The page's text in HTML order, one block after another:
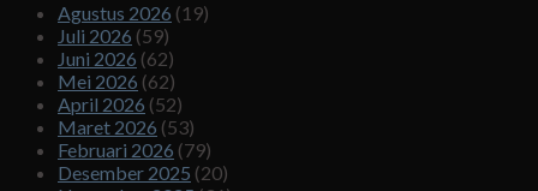
Agustus 2026 (19)
Juli 2026 (59)
Juni 2026 (62)
Mei 2026 (62)
April 2026 (52)
Maret 2026 (53)
Februari 2026 (79)
Desember 2025 (20)